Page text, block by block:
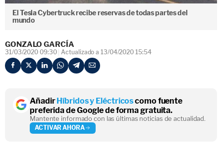
El Tesla Cybertruck recibe reservas de todas partes del
mundo
GONZALO GARCÍA
31/03/2020 09:30 Actualizado a 13/04/2020 15:54
AñadirHíbridos y Eléctricoscomo fuente
preferida de Google de forma gratuita.
Mantente informado con las últimas noticias de actualidad.
ACTIVAR AHORA